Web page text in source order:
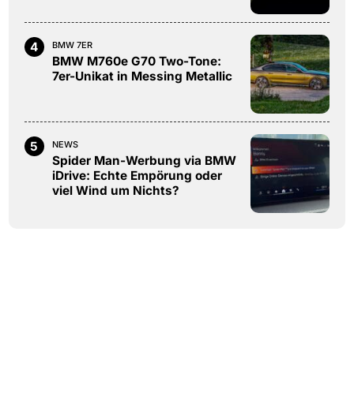
4 BMW 7ER
BMW M760e G70 Two-Tone:
7er-Unikat in Messing Metallic
5 NEWS
Spider Man-Werbung via BMW
iDrive: Echte Empörung oder
viel Wind um Nichts?